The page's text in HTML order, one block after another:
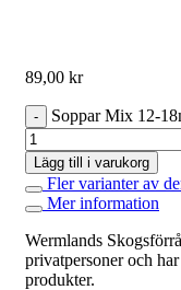
89,00 kr
Soppar Mix 12-
Lägg till i varukorg
Fler varianter av
Mer information
Wermlands
privatpersoner och
produkter.